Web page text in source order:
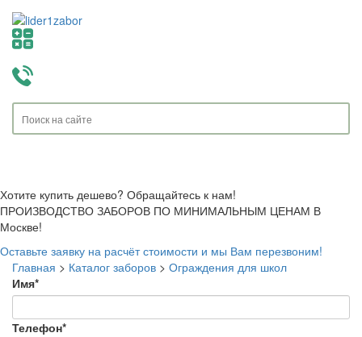
Хотите купить дешево? Обращайтесь к нам!
ПРОИЗВОДСТВО ЗАБОРОВ ПО МИНИМАЛЬНЫМ ЦЕНАМ В
Москве!
Оставьте заявку на расчёт стоимости и мы Вам перезвоним!
Главная > Каталог заборов > Ограждения для школ
Имя*
Телефон*